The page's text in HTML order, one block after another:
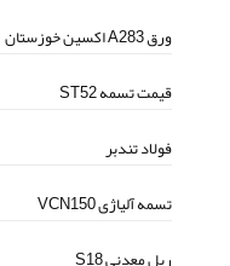
ورق A283 اکسین خوزستان
قیمت تسمه ST52
فولاد تندبر
تسمه آلیاژی VCN150
ریل معدنی S18